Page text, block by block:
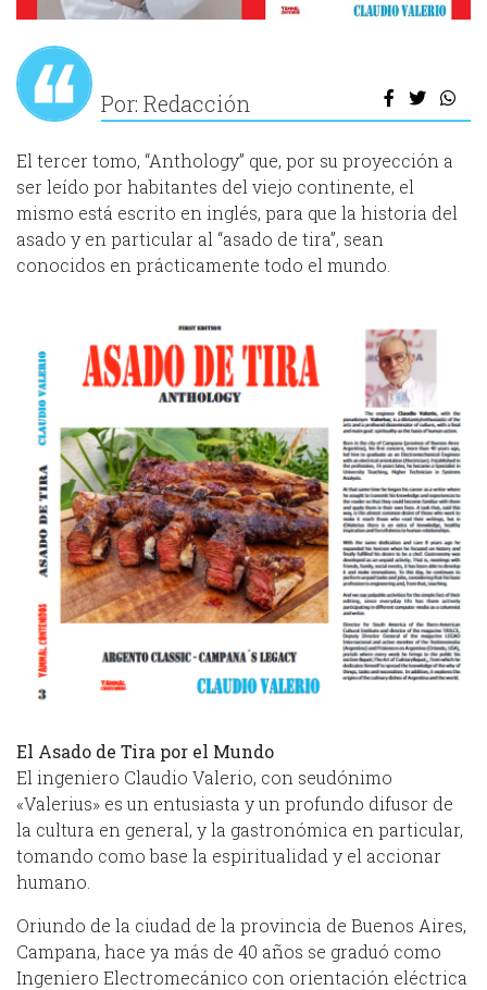
Por: Redacción
El tercer tomo, “Anthology” que, por su proyección a
ser leído por habitantes del viejo continente, el
mismo está escrito en inglés, para que la historia del
asado y en particular al “asado de tira”, sean
conocidos en prácticamente todo el mundo.
El Asado de Tira por el Mundo
El ingeniero Claudio Valerio, con seudónimo
«Valerius» es un entusiasta y un profundo difusor de
la cultura en general, y la gastronómica en particular,
tomando como base la espiritualidad y el accionar
humano.
Oriundo de la ciudad de la provincia de Buenos Aires,
Campana, hace ya más de 40 años se graduó como
Ingeniero Electromecánico con orientación eléctrica